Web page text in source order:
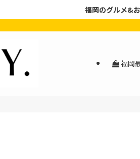
福岡のグルメ&
福岡